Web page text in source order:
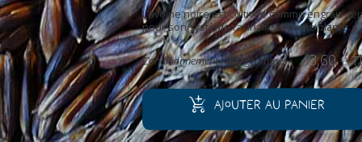
L’avoine noire est cultivée comme engrais
pour son système racinaire, comme plante
fourragère à couper en vert ou comme
pour son fruit riche en amidon.
Conditionnement : 200 grammes 3,60€
Ajouter au panier